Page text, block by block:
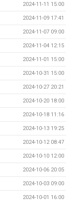
2024-11-11 15:00
2024-11-09 17:41
2024-11-07 09:00
2024-11-04 12:15
2024-11-01 15:00
2024-10-31 15:00
2024-10-27 20:21
2024-10-20 18:00
2024-10-18 11:16
2024-10-13 19:25
2024-10-12 08:47
2024-10-10 12:00
2024-10-06 20:05
2024-10-03 09:00
2024-10-01 16:00